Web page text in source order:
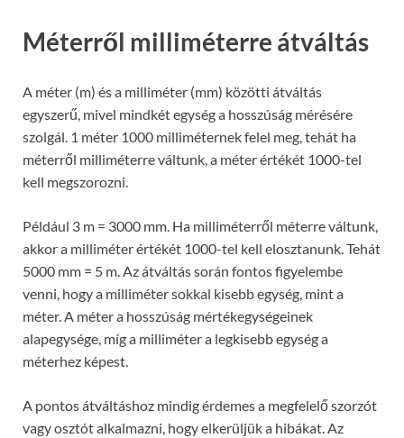
Méterről milliméterre átváltás
A méter (m) és a milliméter (mm) közötti átváltás
egyszerű, mivel mindkét egység a hosszúság mérésére
szolgál. 1 méter 1000 milliméternek felel meg, tehát ha
méterről milliméterre váltunk, a méter értékét 1000-tel
kell megszorozni.
Például 3 m = 3000 mm. Ha milliméterről méterre váltunk,
akkor a milliméter értékét 1000-tel kell elosztanunk. Tehát
5000 mm = 5 m. Az átváltás során fontos figyelembe
venni, hogy a milliméter sokkal kisebb egység, mint a
méter. A méter a hosszúság mértékegységeinek
alapegysége, míg a milliméter a legkisebb egység a
méterhez képest.
A pontos átváltáshoz mindig érdemes a megfelelő szorzót
vagy osztót alkalmazni, hogy elkerüljük a hibákat. Az